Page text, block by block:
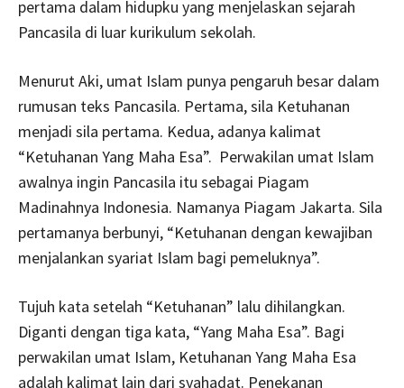
pertama dalam hidupku yang menjelaskan sejarah
Pancasila di luar kurikulum sekolah.
Menurut Aki, umat Islam punya pengaruh besar dalam
rumusan teks Pancasila. Pertama, sila Ketuhanan
menjadi sila pertama. Kedua, adanya kalimat
“Ketuhanan Yang Maha Esa”. Perwakilan umat Islam
awalnya ingin Pancasila itu sebagai Piagam
Madinahnya Indonesia. Namanya Piagam Jakarta. Sila
pertamanya berbunyi, “Ketuhanan dengan kewajiban
menjalankan syariat Islam bagi pemeluknya”.
Tujuh kata setelah “Ketuhanan” lalu dihilangkan.
Diganti dengan tiga kata, “Yang Maha Esa”. Bagi
perwakilan umat Islam, Ketuhanan Yang Maha Esa
adalah kalimat lain dari syahadat. Penekanan